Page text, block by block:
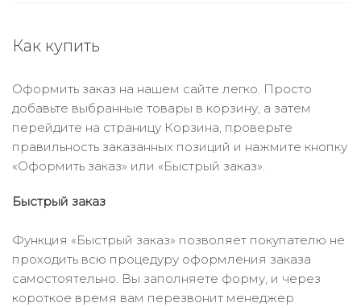
Как купить
Оформить заказ на нашем сайте легко. Просто
добавьте выбранные товары в корзину, а затем
перейдите на страницу Корзина, проверьте
правильность заказанных позиций и нажмите кнопку
«Оформить заказ» или «Быстрый заказ».
Быстрый заказ
Функция «Быстрый заказ» позволяет покупателю не
проходить всю процедуру оформления заказа
самостоятельно. Вы заполняете форму, и через
короткое время вам перезвонит менеджер